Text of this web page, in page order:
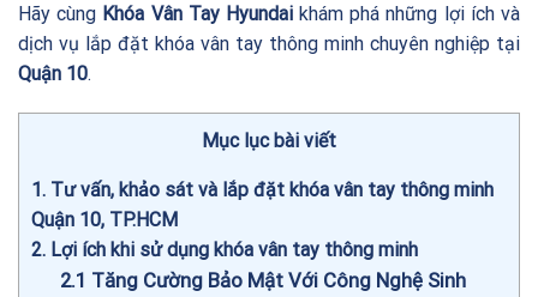
Hãy cùng Khóa Vân Tay Hyundaikhám phá những lợi ích và
dịch vụ lắp đặt khóa vân tay thông minh chuyên nghiệp tại
Quận 10.
Mục lục bài viết
1 Tư vấn, khảo sát và lắp đặt khóa vân tay thông minh
Quận 10, TP.HCM
2 Lợi ích khi sử dụng khóa vân tay thông minh
2.1 Tăng Cường Bảo Mật Với Công Nghệ Sinh